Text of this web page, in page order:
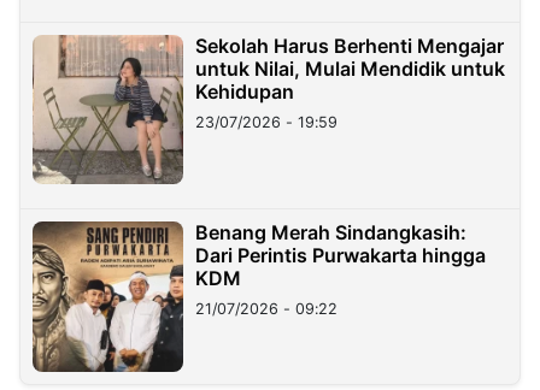
Sekolah Harus Berhenti Mengajar
untuk Nilai, Mulai Mendidik untuk
Kehidupan
23/07/2026 - 19:59
Benang Merah Sindangkasih:
Dari Perintis Purwakarta hingga
KDM
21/07/2026 - 09:22